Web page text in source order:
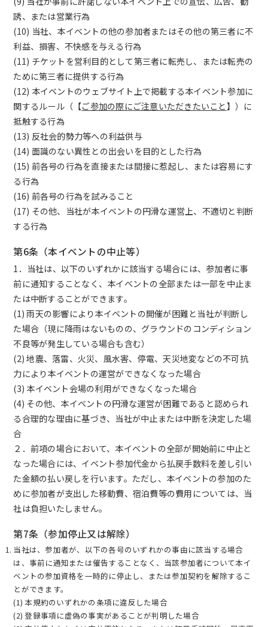
誘、または営業行為
(10) 当社、本イベントの他の参加者またはその他の第三者に不
利益、損害、不快感を与える行為
(11) チケットを営利目的として第三者に転売し、または転売の
ために第三者に提供する行為
(12) 本イベントのウェブサイト上で掲載する本イベント参加に
関するルール（【ご参加の際にご注意いただきたいこと】）に
抵触する行為
(13) 反社会的勢力等への利益供与
(14) 面識のない異性との出会いを目的とした行為
(15) 前各号の行為を直接または間接に惹起し、または容易にす
る行為
(16) 前各号の行為を試みること
(17) その他、当社が本イベントの円滑な運営上、不適切と判断
する行為
第6条（本イベントの中止等）
1．当社は、以下のいずれかに該当する場合には、参加者に事
前に通知することなく、本イベントの全部または一部を中止ま
たは中断することができます。
(1) 雨天の影響により本イベントの開催が困難と当社が判断し
た場合（現に降雨はないものの、グラウンドのコンディション
不良等が発生している場合も含む）
(2) 地震、落雷、火災、風水害、停電、天災地変などの不可抗
力により本イベントの運営ができなくなった場合
(3) 本イベント会場の利用ができなくなった場合
(4) その他、本イベントの円滑な運営が困難であると認められ
る合理的な理由に基づき、当社が中止または中断を決定した場
合
２．前項の場合において、本イベントの全部が開始前に中止と
なった場合には、イベント参加代金から払戻手数料を差し引い
た金額の払い戻しを行います。ただし、本イベントの参加のた
めに参加者が支出した移動費、宿泊費等の費用については、当
社は負担いたしません。
第7条（参加停止又は解除）
当社は、参加者が、以下の各号のいずれかの事由に該当する場合
は、事前に通知または催告することなく、当該参加者について本イ
ベントの参加資格を一時的に停止し、または参加契約を解除するこ
とができます。
(1) 本規約のいずれかの条項に違反した場合
(2) 登録事項に虚偽の事実があることが判明した場合